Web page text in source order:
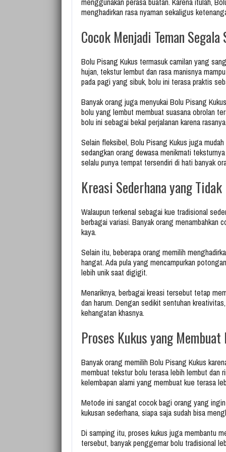
menghadirkan rasa nyaman sekaligus
Cocok Menjadi Teman Segala
Bolu Pisang Kukus termasuk camilan yang
hujan, tekstur lembut dan rasa manisnya
pada pagi yang sibuk, bolu ini terasa praktis
Banyak orang juga menyukai Bolu Pisang
bolu yang lembut membuat suasana obrolan
bolu ini sebagai bekal perjalanan karena
Selain fleksibel, Bolu Pisang Kukus juga
sedangkan orang dewasa menikmati
selalu punya tempat tersendiri di hati banyak
Kreasi Sederhana yang
Walaupun terkenal sebagai kue tradisional
berbagai variasi. Banyak orang menambahkan
kaya.
Selain itu, beberapa orang memilih
hangat. Ada pula yang mencampurkan
lebih unik saat digigit.
Menariknya, berbagai kreasi tersebut tetap
dan harum. Dengan sedikit sentuhan
kehangatan khasnya.
Proses Kukus yang
Banyak orang memilih Bolu Pisang Kukus
membuat tekstur bolu terasa lebih lembut dan
kelembapan alami yang membuat kue terasa
Metode ini sangat cocok bagi orang yang
kukusan sederhana, siapa saja sudah bisa
Di samping itu, proses kukus juga membantu
tersebut, banyak penggemar bolu tradisional